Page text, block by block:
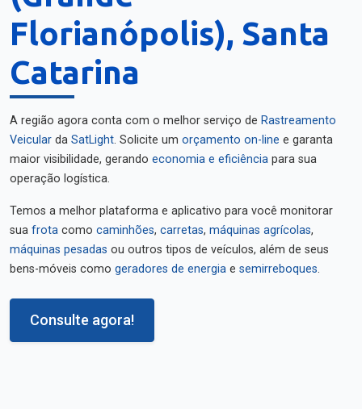
Florianópolis), Santa
Catarina
A região agora conta com o melhor serviço de Rastreamento
Veicular da SatLight. Solicite um orçamento on-line e garanta
maior visibilidade, gerando economia e eficiência para sua
operação logística.
Temos a melhor plataforma e aplicativo para você monitorar
sua frota como caminhões, carretas, máquinas agrícolas,
máquinas pesadas ou outros tipos de veículos, além de seus
bens-móveis como geradores de energia e semirreboques.
Consulte agora!